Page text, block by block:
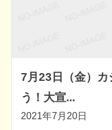
7月23日（金）カ
う！大宣...
2021年7月20日